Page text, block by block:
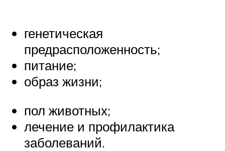
генетическая
предрасположенность;
питание;
образ жизни;
пол животных;
лечение и профилактика
заболеваний.